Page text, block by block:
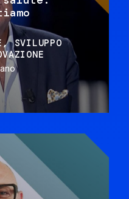
SVILUPPO